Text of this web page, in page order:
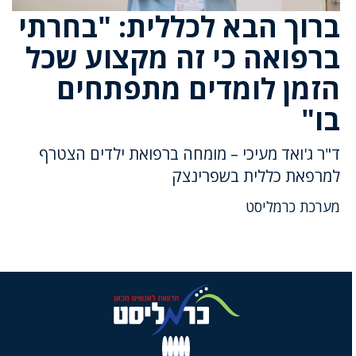
ברוך הבא לכללית: "בחרתי
ברפואה כי זה מקצוע שכל
הזמן לומדים מתפתחים
בו"
ד"ר ג'ואד מעיכי – מומחה ברפואת ילדים הצטרף
למרפאת כללית בשפרינצק
מערכת כרמליסט